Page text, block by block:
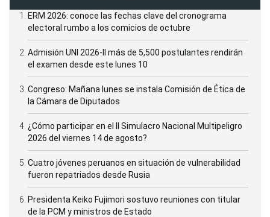
ERM 2026: conoce las fechas clave del cronograma
electoral rumbo a los comicios de octubre
Admisión UNI 2026-II más de 5,500 postulantes rendirán
el examen desde este lunes 10
Congreso: Mañana lunes se instala Comisión de Ética de
la Cámara de Diputados
¿Cómo participar en el II Simulacro Nacional Multipeligro
2026 del viernes 14 de agosto?
Cuatro jóvenes peruanos en situación de vulnerabilidad
fueron repatriados desde Rusia
Presidenta Keiko Fujimori sostuvo reuniones con titular
de la PCM y ministros de Estado